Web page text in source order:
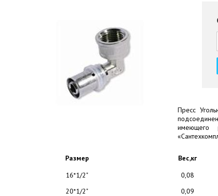
Пресс
имеющего
Размер
Вес,кг
16*1/2"
0,08
20*1/2"
0,09